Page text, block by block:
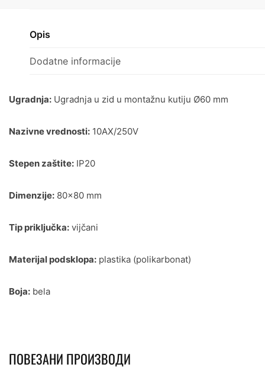
Opis
Dodatne informacije
Ugradnja: Ugradnja u zid u montažnu kutiju Ø60 mm
Nazivne vrednosti: 10AX/250V
Stepen zaštite: IP20
Dimenzije: 80×80 mm
Tip priključka: vijčani
Materijal podsklopa: plastika (polikarbonat)
Boja: bela
ПОВЕЗАНИ ПРОИЗВОДИ